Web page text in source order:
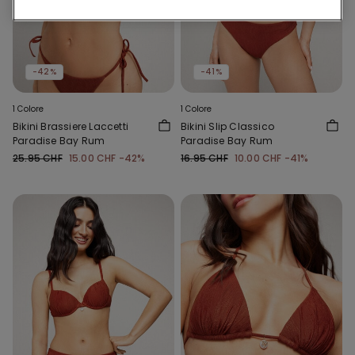
-42%
1 Colore
Bikini Brassiere Laccetti
Paradise Bay Rum
25.95 CHF 15.00 CHF -42%
-41%
1 Colore
Bikini Slip Classico
Paradise Bay Rum
16.95 CHF 10.00 CHF -41%